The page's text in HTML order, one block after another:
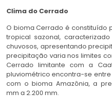
Clima do Cerrado
O bioma Cerrado é constituído
tropical sazonal,
chuvosos, apresentando
precipitação varia nos limites
Cerrado limitante com a
pluviométrico encontra-se entre
com o bioma Amazônia, a
mm a 2.200 mm.